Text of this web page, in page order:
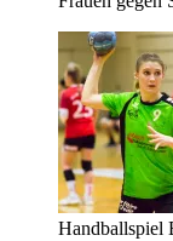
Handballspiel